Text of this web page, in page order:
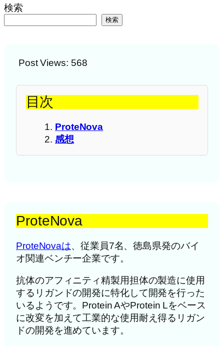
検索
検索
Post Views: 568
目次
ProteNova
感想
ProteNova
ProteNovaは、従業員7名、徳島県発のバイ
オ関連ベンチー企業です。
抗体のアフィニティ精製用担体の製造に使用
するリガンドの開発に特化して開発を行った
いるようです。Protein AやProtein Lをベース
に改変を加えて工業的な使用耐え得るリガン
ドの開発を進めています。